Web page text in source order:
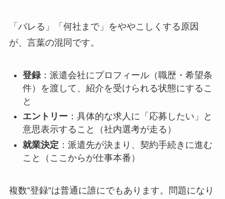
「バレる」「何社まで」をややこしくする原因
が、言葉の混同です。
登録：派遣会社にプロフィール（職歴・希望条
件）を渡して、紹介を受けられる状態にするこ
と
エントリー ：具体的な求人に「応募したい」と
意思表示すること（社内選考が走る）
就業決定 ：派遣先が決まり、契約手続きに進む
こと（ここからが仕事本番）
複数”登録”は普通に誰にでもあります。問題になり